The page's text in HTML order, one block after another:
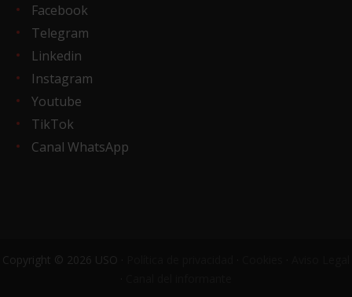
Facebook
Telegram
Linkedin
Instagram
Youtube
TikTok
Canal WhatsApp
Copyright © 2026 USO ·